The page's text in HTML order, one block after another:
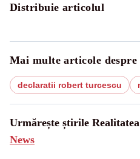
Distribuie articolul
Mai multe articole despre
declaratii robert turcescu
Urmărește știrile
News